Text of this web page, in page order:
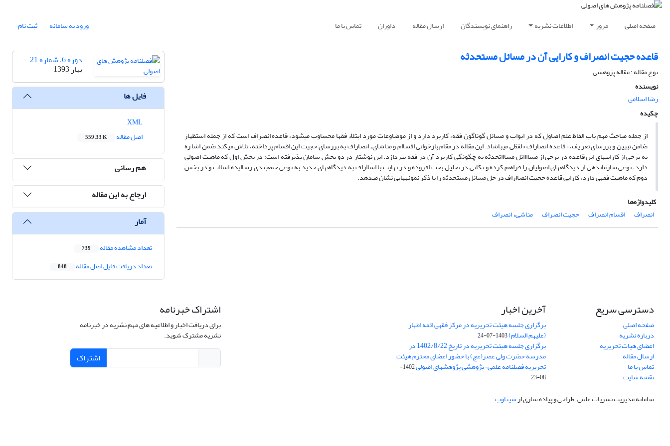
صفحه اصلی مرور اطلاعات نشریه راهنمای نویسندگان ارسال مقاله داوران تماس با ما ورود به سامانه ثبت نام
قاعده حجیت انصراف و کارایی آن در مسائل مستحدثه
نوع مقاله : مقاله پژوهشی
نویسنده
رضا اسلامی
چکیده
از جمله مباحث مهم باب الفاظ علم اصاول که در ابواب و مسائل گوناگون فقه، کاربرد دارد و از موضاوعات مورد ابتلاء فقها محساوب میشود، قاعده انصراف است که از جمله استظهار
ضامن تبیین و بررسای تعر یف، » قاعده انصاراف « لفظی میباشاد. این مقاله در مقام بازخوانی اقساام و مناشایء انصاراف به بررسای حجیت این اقسام پرداخته، تلاش میکند ضمن اشا ره
به برخی از کاراییهای این قاعده در برخی از مساااائل مساااتحدثه به چگونگی کاربرد آن در فقه بپردازد. این نوشتار در دو بخش سامان پذیرفته است: در بخش اول که ماهیت اصولی
دارد، نوعی سازماندهی از دیدگاههای اصولیان را فراهم کرده و نکاتی در تحلیل بحث افزوده و در نهایت با اشااراف به دیدگاههای جدید به نوعی جمعبندی رساایده اساات و در بخش
دوم که ماهیت فقهی دارد، کارایی قاعده حجیت انصااراف در حل مسائل مستحدثه را با ذکر نمونههایی نشان میدهد.
کلیدواژه‌ها
انصراف
اقسام انصراف حجیت انصراف مناشیء انصراف
دوره 6، شماره 21
بهار 1393
فایل ها
اصل مقاله
559.33 K
هم رسانی
ارجاع به این مقاله
آمار
تعداد مشاهده مقاله 739
تعداد دریافت فایل اصل مقاله 848
دسترسی سریع
صفحه اصلی
درباره نشریه
اعضای هیات تحریریه
ارسال مقاله
تماس با ما
نقشه سایت
آخرین اخبار
برگزاری جلسه هیئت تحریریه در مرکز فقهی ائمه اطهار
(علیهم السلام)1403-07-24
برگزاری جلسه هیئت تحریریه در تاریخ 1402/8/22 در
مدرسه حضرت ولی عصر(عج) با حضور اعضای محترم هیئت
تحریریه فصلنامه علمی-پژوهشی پژوهشهای اصولی
1402-
08-23
اشتراک خبرنامه
برای دریافت اخبار و اطلاعیه های مهم نشریه در خبرنامه
نشریه مشترک شوید.
اشتراک
سامانه مدیریت نشریات علمی.طراحی و پیاده سازی ازسیناوب